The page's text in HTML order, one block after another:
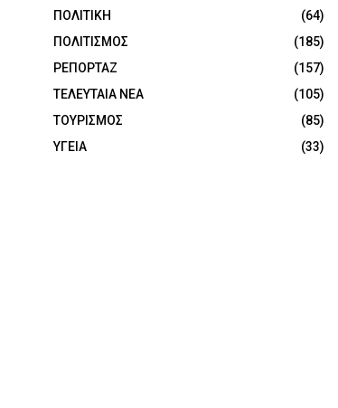
ΠΟΛΙΤΙΚΗ
(64)
ΠΟΛΙΤΙΣΜΟΣ
(185)
ΡΕΠΟΡΤΑΖ
(157)
ΤΕΛΕΥΤΑΙΑ ΝΕΑ
(105)
ΤΟΥΡΙΣΜΟΣ
(85)
ΥΓΕΙΑ
(33)